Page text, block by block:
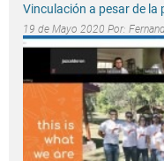
Vinculación a pesar de la
19 de Mayo 2020 Por: